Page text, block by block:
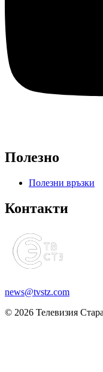
Полезно
Полезни връзки
Контакти
news@tvstz.com
© 2026 Телевизия